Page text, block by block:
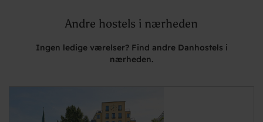
Andre hostels i nærheden
Ingen ledige værelser? Find andre Danhostels i
nærheden.